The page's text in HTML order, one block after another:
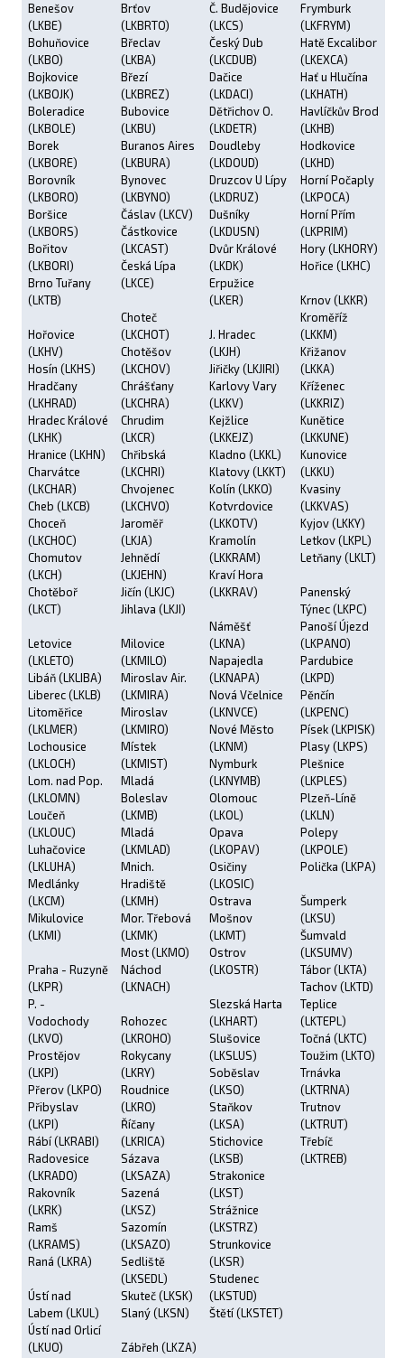
Benešov
(LKBE)
Bohuňovice
(LKBO)
Bojkovice
(LKBOJK)
Boleradice
(LKBOLE)
Borek
(LKBORE)
Borovník
(LKBORO)
Boršice
(LKBORS)
Bořitov
(LKBORI)
Brno Tuřany
(LKTB)
Hořovice
(LKHV)
Hosín (LKHS)
Hradčany
(LKHRAD)
Hradec Králové
(LKHK)
Hranice (LKHN)
Charvátce
(LKCHAR)
Cheb (LKCB)
Choceň
(LKCHOC)
Chomutov
(LKCH)
Chotěboř
(LKCT)
Letovice
(LKLETO)
Libáň (LKLIBA)
Liberec (LKLB)
Litoměřice
(LKLMER)
Lochousice
(LKLOCH)
Lom. nad Pop.
(LKLOMN)
Loučeň
(LKLOUC)
Luhačovice
(LKLUHA)
Medlánky
(LKCM)
Mikulovice
(LKMI)
Praha - Ruzyně
(LKPR)
P. -
Vodochody
(LKVO)
Prostějov
(LKPJ)
Přerov (LKPO)
Přibyslav
(LKPI)
Rábí (LKRABI)
Radovesice
(LKRADO)
Rakovník
(LKRK)
Ramš
(LKRAMS)
Raná (LKRA)
Ústí nad
Labem (LKUL)
Ústí nad Orlicí
(LKUO)
Brťov
(LKBRTO)
Břeclav
(LKBA)
Březí
(LKBREZ)
Bubovice
(LKBU)
Buranos Aires
(LKBURA)
Bynovec
(LKBYNO)
Čáslav (LKCV)
Částkovice
(LKCAST)
Česká Lípa
(LKCE)
Choteč
(LKCHOT)
Chotěšov
(LKCHOV)
Chrášťany
(LKCHRA)
Chrudim
(LKCR)
Chřibská
(LKCHRI)
Chvojenec
(LKCHVO)
Jaroměř
(LKJA)
Jehnědí
(LKJEHN)
Jičín (LKJC)
Jihlava (LKJI)
Milovice
(LKMILO)
Miroslav Air.
(LKMIRA)
Miroslav
(LKMIRO)
Místek
(LKMIST)
Mladá
Boleslav
(LKMB)
Mladá
(LKMLAD)
Mnich.
Hradiště
(LKMH)
Mor. Třebová
(LKMK)
Most (LKMO)
Náchod
(LKNACH)
Rohozec
(LKROHO)
Rokycany
(LKRY)
Roudnice
(LKRO)
Říčany
(LKRICA)
Sázava
(LKSAZA)
Sazená
(LKSZ)
Sazomín
(LKSAZO)
Sedliště
(LKSEDL)
Skuteč (LKSK)
Slaný (LKSN)
Zábřeh (LKZA)
Č. Budějovice
(LKCS)
Český Dub
(LKCDUB)
Dačice
(LKDACI)
Dětřichov O.
(LKDETR)
Doudleby
(LKDOUD)
Druzcov U Lípy
(LKDRUZ)
Dušníky
(LKDUSN)
Dvůr Králové
(LKDK)
Erpužice
(LKER)
J. Hradec
(LKJH)
Jiřičky (LKJIRI)
Karlovy Vary
(LKKV)
Kejžlice
(LKKEJZ)
Kladno (LKKL)
Klatovy (LKKT)
Kolín (LKKO)
Kotvrdovice
(LKKOTV)
Kramolín
(LKKRAM)
Kraví Hora
(LKKRAV)
Náměšť
(LKNA)
Napajedla
(LKNAPA)
Nová Včelnice
(LKNVCE)
Nové Město
(LKNM)
Nymburk
(LKNYMB)
Olomouc
(LKOL)
Opava
(LKOPAV)
Osičiny
(LKOSIC)
Ostrava
Mošnov
(LKMT)
Ostrov
(LKOSTR)
Slezská Harta
(LKHART)
Slušovice
(LKSLUS)
Soběslav
(LKSO)
Staňkov
(LKSA)
Stichovice
(LKSB)
Strakonice
(LKST)
Strážnice
(LKSTRZ)
Strunkovice
(LKSR)
Studenec
(LKSTUD)
Štětí (LKSTET)
Frymburk
(LKFRYM)
Hatě Excalibor
(LKEXCA)
Hať u Hlučína
(LKHATH)
Havlíčkův Brod
(LKHB)
Hodkovice
(LKHD)
Horní Počaply
(LKPOCA)
Horní Přím
(LKPRIM)
Hory (LKHORY)
Hořice (LKHC)
Krnov (LKKR)
Kroměříž
(LKKM)
Křižanov
(LKKA)
Kříženec
(LKKRIZ)
Kunětice
(LKKUNE)
Kunovice
(LKKU)
Kvasiny
(LKKVAS)
Kyjov (LKKY)
Letkov (LKPL)
Letňany (LKLT)
Panenský
Týnec (LKPC)
Panoší Újezd
(LKPANO)
Pardubice
(LKPD)
Pěnčín
(LKPENC)
Písek (LKPISK)
Plasy (LKPS)
Plešnice
(LKPLES)
Plzeň-Líně
(LKLN)
Polepy
(LKPOLE)
Polička (LKPA)
Šumperk
(LKSU)
Šumvald
(LKSUMV)
Tábor (LKTA)
Tachov (LKTD)
Teplice
(LKTEPL)
Točná (LKTC)
Toužim (LKTO)
Trnávka
(LKTRNA)
Trutnov
(LKTRUT)
Třebíč
(LKTREB)